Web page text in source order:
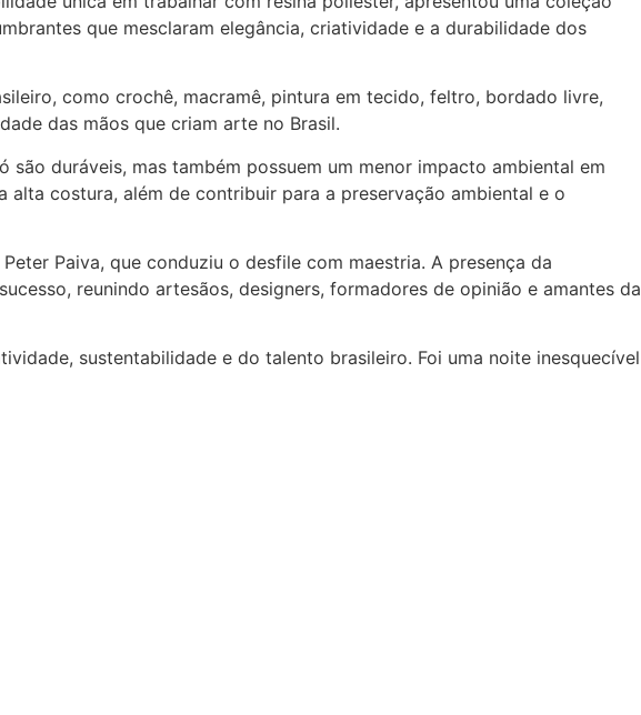
que mesclaram elegância, criatividade e a durabilidade dos
como crochê, macramê, pintura em tecido, feltro, bordado livre,
das mãos que criam arte no Brasil.
duráveis, mas também possuem um menor impacto ambiental em
costura, além de contribuir para a preservação ambiental e o
Paiva, que conduziu o desfile com maestria. A presença da
reunindo artesãos, designers, formadores de opinião e amantes da
sustentabilidade e do talento brasileiro. Foi uma noite inesquecível